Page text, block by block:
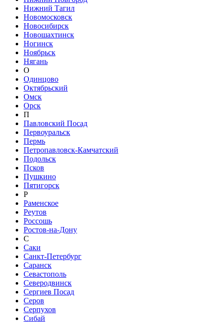
Нижний Тагил
Новомосковск
Новосибирск
Новошахтинск
Ногинск
Ноябрьск
Нягань
О
Одинцово
Октябрьский
Омск
Орск
П
Павловский Посад
Первоуральск
Пермь
Петропавловск-Камчатский
Подольск
Псков
Пушкино
Пятигорск
Р
Раменское
Реутов
Россошь
Ростов-на-Дону
С
Саки
Санкт-Петербург
Саранск
Севастополь
Северодвинск
Сергиев Посад
Серов
Серпухов
Сибай